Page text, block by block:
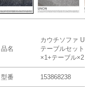
品名
カウチソファ
テーブルセッ
×1+テーブル
型番 153868238